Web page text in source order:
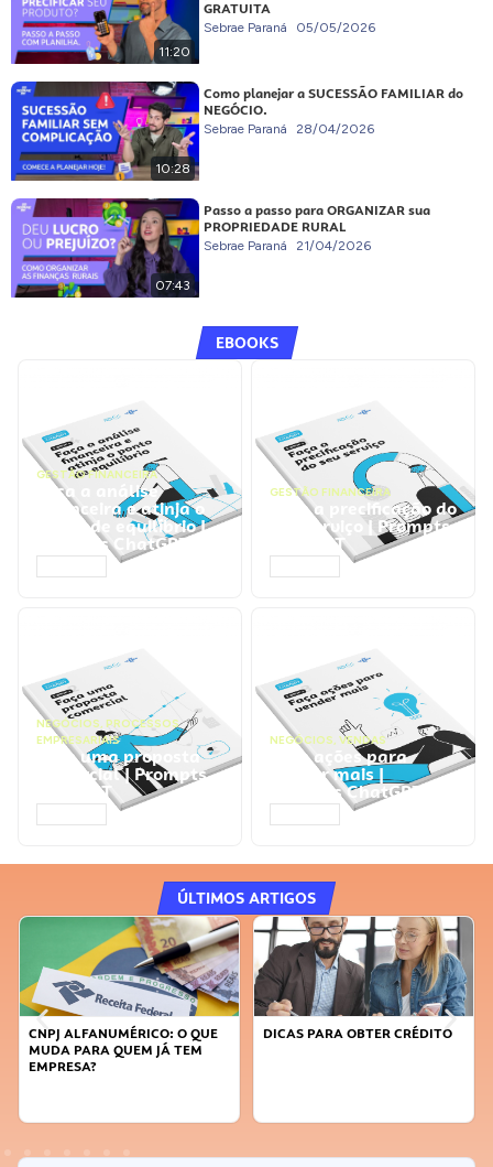
11:20
GRATUITA
Sebrae Paraná 05/05/2026
10:28
Como planejar a SUCESSÃO FAMILIAR do
NEGÓCIO.
Sebrae Paraná 28/04/2026
07:43
Passo a passo para ORGANIZAR sua
PROPRIEDADE RURAL
Sebrae Paraná 21/04/2026
EBOOKS
GESTÃO FINANCEIRA
Faça a análise
financeira e atinja o
ponto de equilíbrio |
Prompts ChatGPT
GESTÃO FINANCEIRA
Faça a precificação do
seu serviço | Prompts
ChatGPT
NEGÓCIOS, PROCESSOS
EMPRESARIAIS
Faça uma proposta
comercial | Prompts
ChatGPT
NEGÓCIOS, VENDAS
Faça ações para
vender mais |
Prompts ChatGPT
ÚLTIMOS ARTIGOS
CNPJ ALFANUMÉRICO: O QUE
MUDA PARA QUEM JÁ TEM
EMPRESA?
DICAS PARA OBTER CRÉDITO